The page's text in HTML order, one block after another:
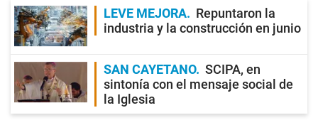
LEVE MEJORA
Repuntaron la
industria y la construcción en junio
SAN CAYETANO
SCIPA, en
sintonía con el mensaje social de
la Iglesia